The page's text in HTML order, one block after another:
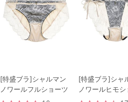
[特盛ブラ]シャルマン
ノワールフルショーツ
[特盛ブラ]シャ
ノワールヒモ